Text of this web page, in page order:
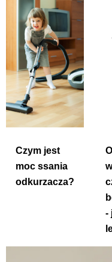
Czym jest
moc ssania
odkurzacza?
-